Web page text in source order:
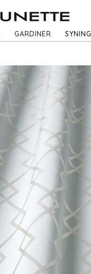
GARDINER SYNING